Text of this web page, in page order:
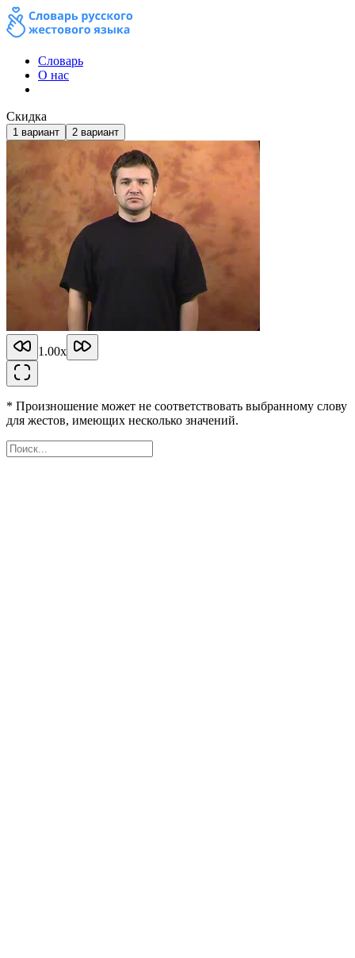
Словарь
О нас
Скидка
1 вариант 2 вариант
1.00x
* Произношение может не соответствовать выбранному слову
для жестов, имеющих несколько значений.